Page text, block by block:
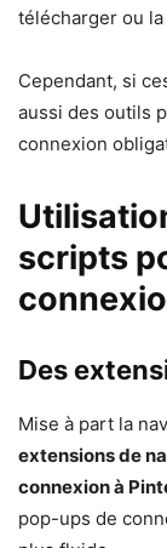
télécharger ou
Cependant, si
aussi des outils
connexion
scripts
Des
Mise à part la
extensions de
connexion à
pop-ups de